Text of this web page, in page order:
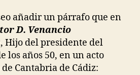
añadir un párrafo que en
D. Venancio
, Hijo del presidente del
los años 50, en un acto
Cantabria de Cádiz: